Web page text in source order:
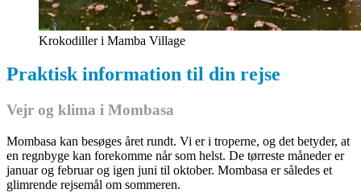
Krokodiller i Mamba Village
Praktisk information til din rejse
Vejr og klima i Mombasa
Mombasa kan besøges året rundt. Vi er i troperne, og det betyder, at
en regnbyge kan forekomme når som helst. De tørreste måneder er
januar og februar og igen juni til oktober. Mombasa er således et
glimrende rejsemål om sommeren.